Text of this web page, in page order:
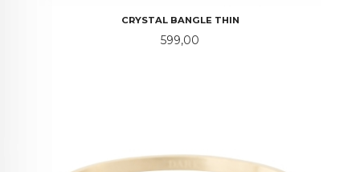
CRYSTAL BANGLE THIN
Pris
599,00